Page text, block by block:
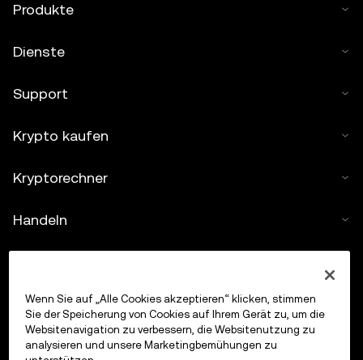
Produkte
Dienste
Support
Krypto kaufen
Kryptorechner
Handeln
Wenn Sie auf „Alle Cookies akzeptieren“ klicken, stimmen
Sie der Speicherung von Cookies auf Ihrem Gerät zu, um die
Websitenavigation zu verbessern, die Websitenutzung zu
analysieren und unsere Marketingbemühungen zu